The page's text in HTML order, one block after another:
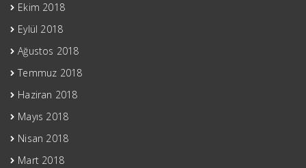
Ekim 2018
Eylül 2018
Ağustos 2018
Temmuz 2018
Haziran 2018
Mayıs 2018
Nisan 2018
Mart 2018